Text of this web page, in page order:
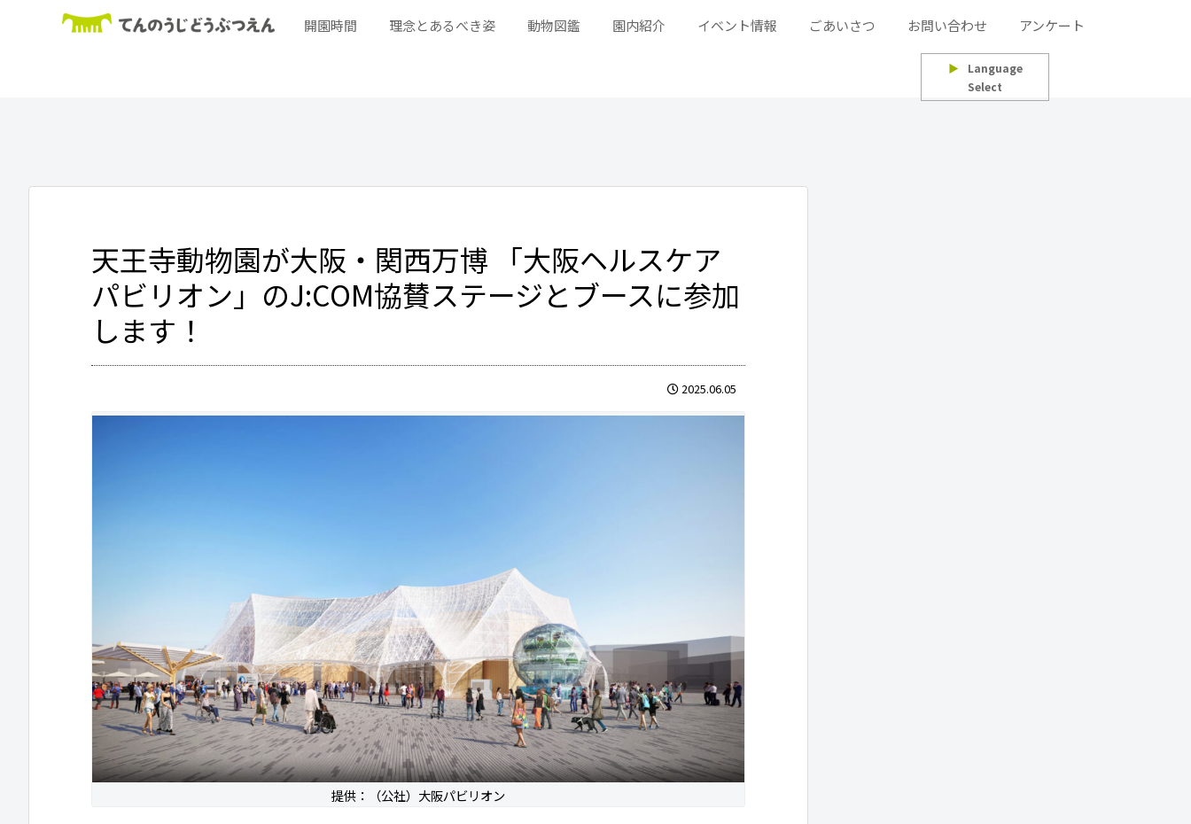
開園時間 理念とあるべき姿 動物図鑑 園内紹介 イベント情報 ごあいさつ お問い合わせ アンケート
▶
Language
Select
天王寺動物園が大阪・関西万博 「大阪ヘルスケア
パビリオン」のJ:COM協賛ステージとブースに参加
します！
2025.06.05
提供：（公社）大阪パビリオン